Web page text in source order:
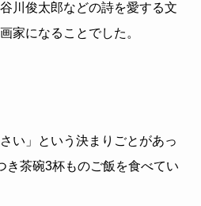
川俊太郎などの詩を愛する文
家になることでした。
い」という決まりごとがあっ
き茶碗3杯ものご飯を食べてい